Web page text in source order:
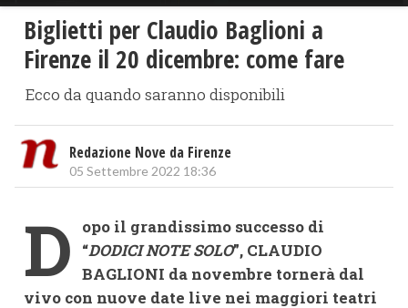
Biglietti per Claudio Baglioni a
Firenze il 20 dicembre: come fare
Ecco da quando saranno disponibili
Redazione Nove da Firenze
05 Settembre 2022 18:36
D
opo il grandissimo successo di
“DODICI NOTE SOLO”, CLAUDIO
BAGLIONI da novembre tornerà dal
vivo con nuove date live nei maggiori teatri